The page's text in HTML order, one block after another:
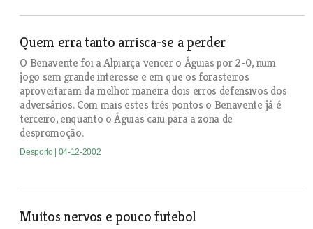
Quem erra tanto arrisca-se a perder
O Benavente foi a Alpiarça vencer o Águias por 2-0, num
jogo sem grande interesse e em que os forasteiros
aproveitaram da melhor maneira dois erros defensivos dos
adversários. Com mais estes três pontos o Benavente já é
terceiro, enquanto o Águias caiu para a zona de
despromoção.
Desporto | 04-12-2002
Muitos nervos e pouco futebol